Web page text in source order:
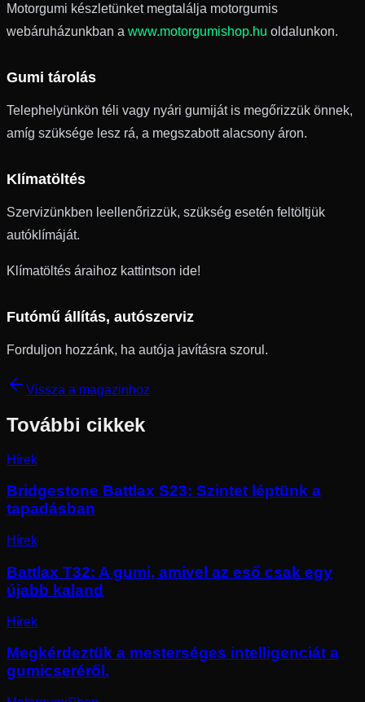
Motorgumi készletünket megtalálja motorgumis
webáruházunkban a www.motorgumishop.hu oldalunkon.
Gumi tárolás
Telephelyünkön téli vagy nyári gumiját is megőrizzük önnek,
amíg szüksége lesz rá, a megszabott alacsony áron.
Klímatöltés
Szervizünkben leellenőrizzük, szükség esetén feltöltjük
autóklímáját.
Klímatöltés áraihoz kattintson ide!
Futómű állítás, autószerviz
Forduljon hozzánk, ha autója javításra szorul.
Vissza a magazinhoz
További cikkek
Hírek
Bridgestone Battlax S23: Szintet léptünk a
tapadásban
Hírek
Battlax T32: A gumi, amivel az eső csak egy
újabb kaland
Hírek
Megkérdeztük a mesterséges intelligenciát a
gumicseréről.